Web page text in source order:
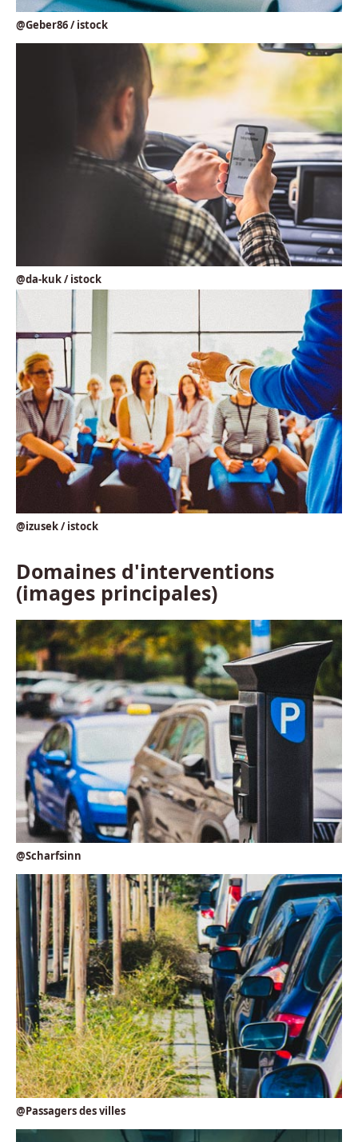
@Geber86 / istock
@da-kuk / istock
@izusek / istock
Domaines d'interventions
(images principales)
@Scharfsinn
@Passagers des villes